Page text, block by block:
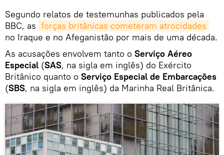
Segundo relatos de testemunhas publicados pela
BBC, as forças britânicas cometeram atrocidades
no Iraque e no Afeganistão por mais de uma década.
As acusações envolvem tanto o Serviço Aéreo
Especial (SAS, na sigla em inglês) do Exército
Britânico quanto o Serviço Especial de Embarcações
(SBS, na sigla em inglês) da Marinha Real Britânica.